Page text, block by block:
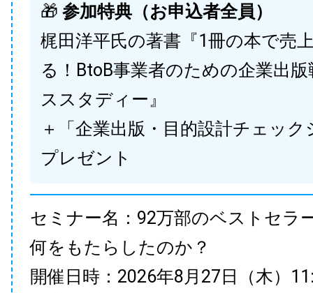
🎁 参加特典（お申込者全員）
梶田洋平氏の著書『1冊の本で売
る！BtoB事業者のための企業出
ススタディー』
＋「企業出版・目的設計チェック
プレゼント
セミナー名：92万部のベストセラ
何をもたらしたのか？
開催日時：2026年8月27日（木）